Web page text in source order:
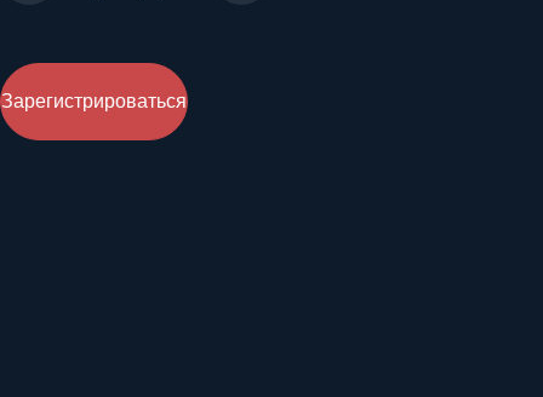
Зарегистрироваться